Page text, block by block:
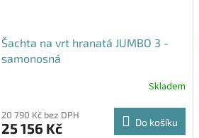
Šachta na vrt hranatá JUMBO 3 -
samonosná
produktu
je
Skladem
20 790 Kč bez DPH
25 156 Kč Do košíku